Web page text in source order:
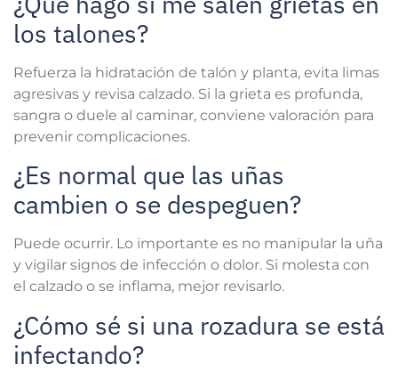
los talones?
Refuerza la hidratación de talón y planta, evita limas
agresivas y revisa calzado. Si la grieta es profunda,
sangra o duele al caminar, conviene valoración para
prevenir complicaciones.
¿Es normal que las uñas
cambien o se despeguen?
Puede ocurrir. Lo importante es no manipular la uña
y vigilar signos de infección o dolor. Si molesta con
el calzado o se inflama, mejor revisarlo.
¿Cómo sé si una rozadura se está
infectando?